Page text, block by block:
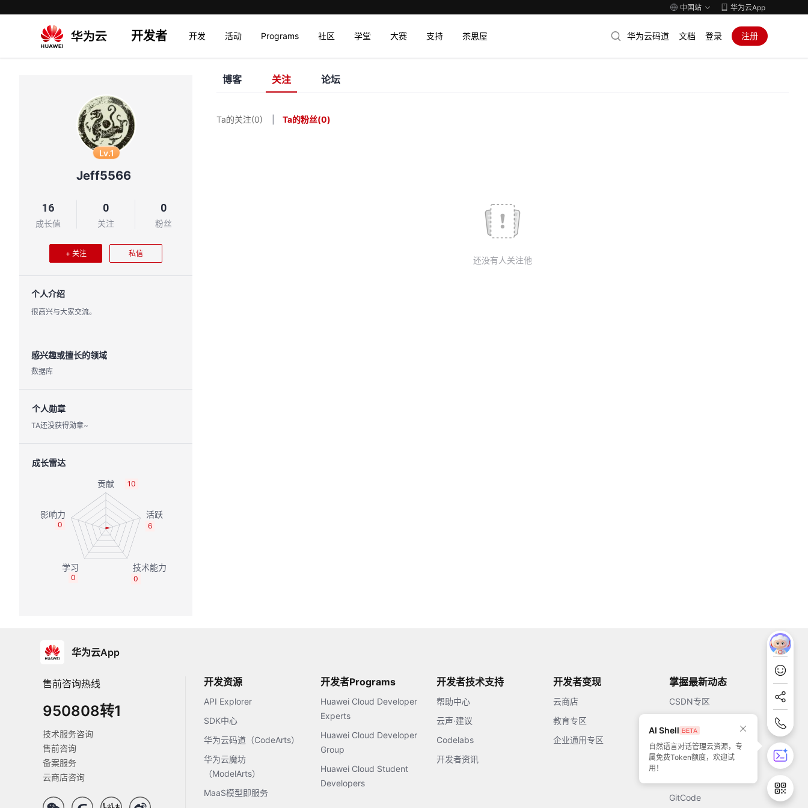
中国站 华为云App
开发者 开发 活动 Programs 社区 学堂 大赛 支持 茶思屋 华为云码道 文档 登录 注册
Lv.1
Jeff5566
16
成长值
0
关注
0
粉丝
+ 关注 私信
个人介绍
很高兴与大家交流。
感兴趣或擅长的领域
数据库
个人勋章
TA还没获得勋章~
成长雷达
10
6
0
0
0
博客 关注 论坛
Ta的关注(0) Ta的粉丝(0)
还没有人关注他
华为云App
售前咨询热线
950808转1
技术服务咨询
售前咨询
备案服务
云商店咨询
开发资源
API Explorer
SDK中心
华为云码道（CodeArts）
华为云魔坊
（ModelArts）
MaaS模型即服务
开发者Programs
Huawei Cloud Developer
Experts
Huawei Cloud Developer
Group
Huawei Cloud Student
Developers
开发者技术支持
帮助中心
云声·建议
Codelabs
开发者资讯
开发者变现
云商店
教育专区
企业通用专区
掌握最新动态
CSDN专区
51CTO
GitCode
AI Shell
自然语言对话管理云资源，专
属免费Token额度，欢迎试
用！